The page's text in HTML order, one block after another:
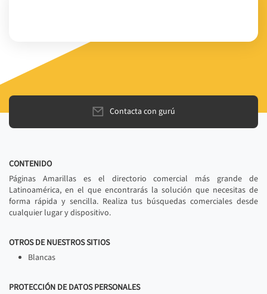
Contacta con gurú
CONTENIDO
Páginas Amarillas es el directorio comercial más grande de
Latinoamérica, en el que encontrarás la solución que necesitas de
forma rápida y sencilla. Realiza tus búsquedas comerciales desde
cualquier lugar y dispositivo.
OTROS DE NUESTROS SITIOS
Blancas
PROTECCIÓN DE DATOS PERSONALES